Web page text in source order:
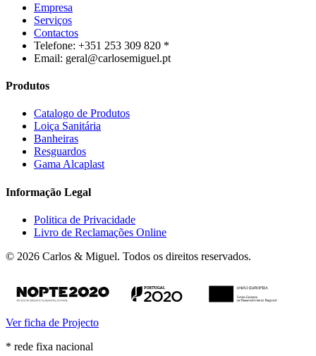
Empresa
Serviços
Contactos
Telefone: +351 253 309 820 *
Email: geral@carlosemiguel.pt
Produtos
Catalogo de Produtos
Loiça Sanitária
Banheiras
Resguardos
Gama Alcaplast
Informação Legal
Politica de Privacidade
Livro de Reclamações Online
© 2026 Carlos & Miguel. Todos os direitos reservados.
Ver ficha de Projecto
* rede fixa nacional